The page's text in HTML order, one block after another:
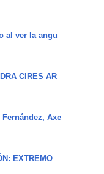
al ver la angu
CIRES AR
Axe
EXTREMO